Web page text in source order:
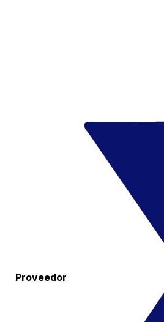
Proveedor